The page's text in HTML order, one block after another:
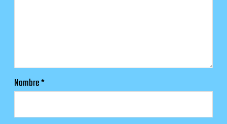
Nombre*